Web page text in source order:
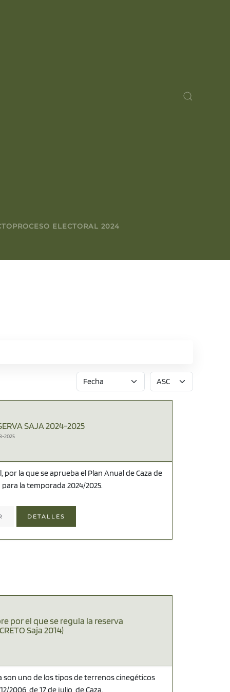
PROCESO ELECTORAL 2024
SAJA 2024-2025
2025
por la que se aprueba el Plan Anual de Caza de
para la temporada 2024/2025.
DETALLES
por el que se regula la reserva
Saja 2014)
son uno de los tipos de terrenos cinegéticos
2006, de 17 de julio, de Caza.